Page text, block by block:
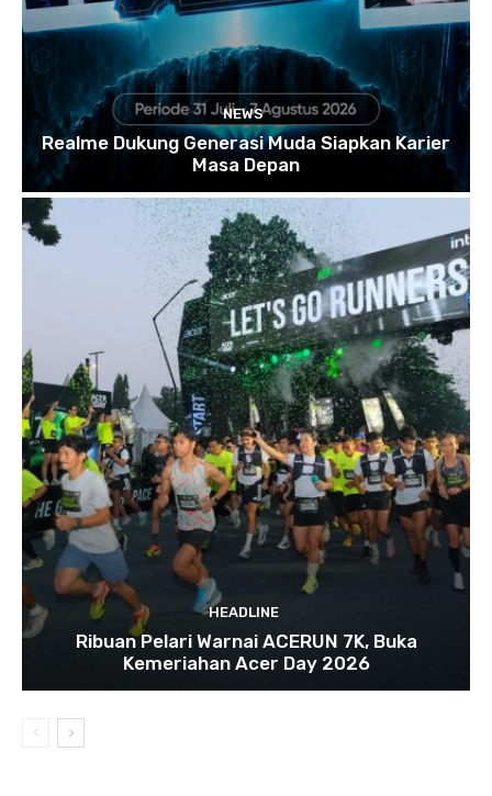
NEWS
Realme Dukung Generasi Muda Siapkan Karier
Masa Depan
HEADLINE
Ribuan Pelari Warnai ACERUN 7K, Buka
Kemeriahan Acer Day 2026